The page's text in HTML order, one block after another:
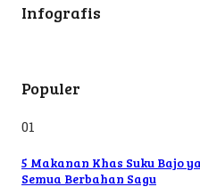
Infografis
Populer
01
5 Makanan Khas Suku Bajo
Semua Berbahan Sagu